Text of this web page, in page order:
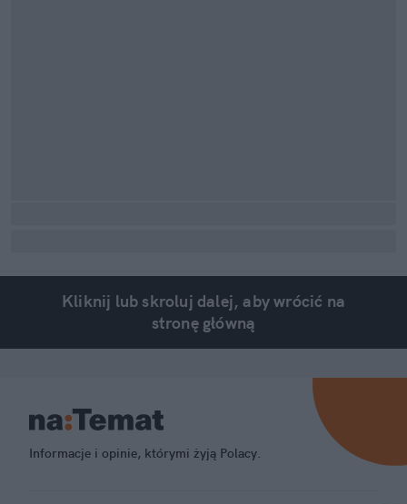
Kliknij lub skroluj dalej, aby wrócić na
stronę główną
Informacje i opinie, którymi żyją Polacy.